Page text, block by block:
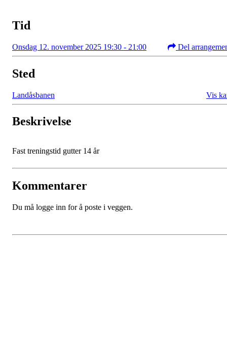
Tid
Onsdag 12. november 2025 19:30 - 21:00 Del
Sted
Landåsbanen Vis
Beskrivelse
Fast treningstid gutter 14 år
Kommentarer
Du må logge inn for å poste i veggen.